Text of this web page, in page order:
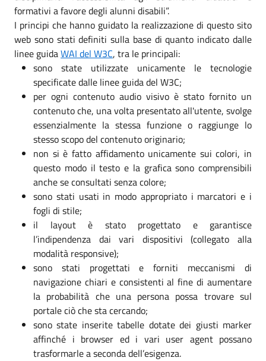
formativi a favore degli alunni disabili”.
I principi che hanno guidato la realizzazione di questo sito
web sono stati definiti sulla base di quanto indicato dalle
linee guidaWAI del W3C, tra le principali:
sono state utilizzate unicamente le tecnologie
specificate dalle linee guida del W3C;
per ogni contenuto audio visivo è stato fornito un
contenuto che, una volta presentato all'utente, svolge
essenzialmente la stessa funzione o raggiunge lo
stesso scopo del contenuto originario;
non si è fatto affidamento unicamente sui colori, in
questo modo il testo e la grafica sono comprensibili
anche se consultati senza colore;
sono stati usati in modo appropriato i marcatori e i
fogli di stile;
il layout è stato progettato e garantisce
l’indipendenza dai vari dispositivi (collegato alla
modalità responsive);
sono stati progettati e forniti meccanismi di
navigazione chiari e consistenti al fine di aumentare
la probabilità che una persona possa trovare sul
portale ciò che sta cercando;
sono state inserite tabelle dotate dei giusti marker
affinché i browser ed i vari user agent possano
trasformarle a seconda dell’esigenza.